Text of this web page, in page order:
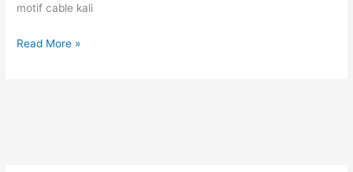
motif cable kali
Rompi
Read More »